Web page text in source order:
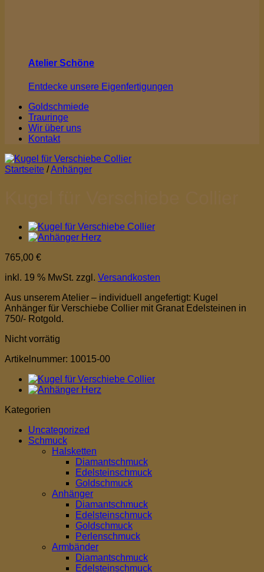
Atelier Schöne
Entdecke unsere Eigenfertigungen
Goldschmiede
Trauringe
Wir über uns
Kontakt
Startseite /Anhänger
765,00 €
inkl. 19 % MwSt. zzgl. Versandkosten
Aus unserem Atelier – individuell angefertigt: Kugel
Anhänger für Verschiebe Collier mit Granat Edelsteinen in
750/- Rotgold.
Nicht vorrätig
Artikelnummer: 10015-00
Kategorien
Uncategorized
Schmuck
Halsketten
Diamantschmuck
Edelsteinschmuck
Goldschmuck
Anhänger
Diamantschmuck
Edelsteinschmuck
Goldschmuck
Perlenschmuck
Armbänder
Diamantschmuck
Edelsteinschmuck